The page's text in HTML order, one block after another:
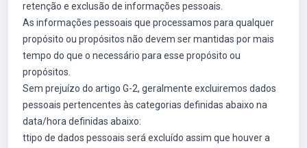
retenção e exclusão de informações pessoais.
As informações pessoais que processamos para qualquer
propósito ou propósitos não devem ser mantidas por mais
tempo do que o necessário para esse propósito ou
propósitos.
Sem prejuízo do artigo G-2, geralmente excluiremos dados
pessoais pertencentes às categorias definidas abaixo na
data/hora definidas abaixo:
ttipo de dados pessoais será excluído assim que houver a